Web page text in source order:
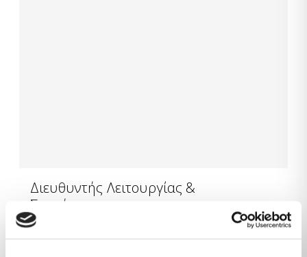
Διευθυντής Λειτουργίας &
Συντήρησης
• Βασίλειος Βασιλείου